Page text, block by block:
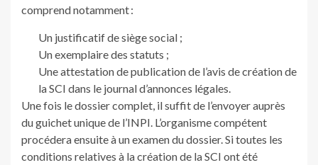
comprend notamment :
Un justificatif de siège social ;
Un exemplaire des statuts ;
Une attestation de publication de l’avis de création de
la SCI dans le journal d’annonces légales.
Une fois le dossier complet, il suffit de l’envoyer auprès
du guichet unique de l’INPI. L’organisme compétent
procédera ensuite à un examen du dossier. Si toutes les
conditions relatives à la création de la SCI ont été